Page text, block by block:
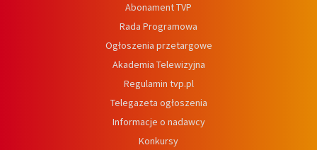
Abonament TVP
Rada Programowa
Ogłoszenia przetargowe
Akademia Telewizyjna
Regulamin tvp.pl
Telegazeta ogłoszenia
Informacje o nadawcy
Konkursy